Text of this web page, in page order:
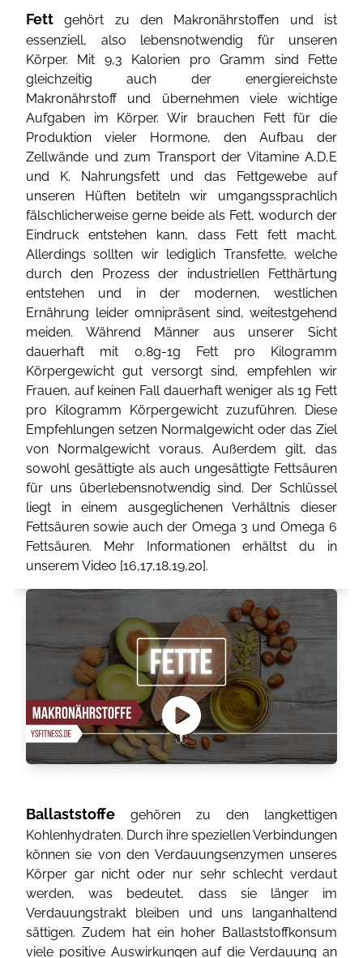
Fett gehört zu den Makronährstoffen und ist
essenziell, also lebensnotwendig für unseren
Körper. Mit 9,3 Kalorien pro Gramm sind Fette
gleichzeitig auch der energiereichste
Makronährstoff und übernehmen viele wichtige
Aufgaben im Körper. Wir brauchen Fett für die
Produktion vieler Hormone, den Aufbau der
Zellwände und zum Transport der Vitamine A,D,E
und K. Nahrungsfett und das Fettgewebe auf
unseren Hüften betiteln wir umgangssprachlich
fälschlicherweise gerne beide als Fett, wodurch der
Eindruck entstehen kann, dass Fett fett macht.
Allerdings sollten wir lediglich Transfette, welche
durch den Prozess der industriellen Fetthärtung
entstehen und in der modernen, westlichen
Ernährung leider omnipräsent sind, weitestgehend
meiden. Während Männer aus unserer Sicht
dauerhaft mit 0,8g-1g Fett pro Kilogramm
Körpergewicht gut versorgt sind, empfehlen wir
Frauen, auf keinen Fall dauerhaft weniger als 1g Fett
pro Kilogramm Körpergewicht zuzuführen. Diese
Empfehlungen setzen Normalgewicht oder das Ziel
von Normalgewicht voraus. Außerdem gilt, das
sowohl gesättigte als auch ungesättigte Fettsäuren
für uns überlebensnotwendig sind. Der Schlüssel
liegt in einem ausgeglichenen Verhältnis dieser
Fettsäuren sowie auch der Omega 3 und Omega 6
Fettsäuren. Mehr Informationen erhältst du in
unserem Video [16,17,18,19,20].
Ballaststoffe gehören zu den langkettigen
Kohlenhydraten. Durch ihre speziellen Verbindungen
können sie von den Verdauungsenzymen unseres
Körper gar nicht oder nur sehr schlecht verdaut
werden, was bedeutet, dass sie länger im
Verdauungstrakt bleiben und uns langanhaltend
sättigen. Zudem hat ein hoher Ballaststoffkonsum
viele positive Auswirkungen auf die Verdauung an